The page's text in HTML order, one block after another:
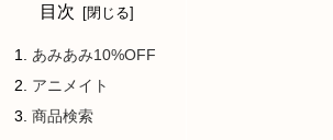
目次
あみあみ10%OFF
アニメイト
商品検索